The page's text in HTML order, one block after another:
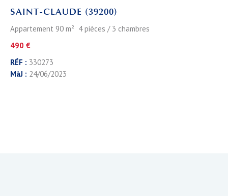
SAINT-CLAUDE (39200)
Appartement 90 m² 4 pièces / 3 chambres
490 €
RÉF : 330273
MàJ : 24/06/2023